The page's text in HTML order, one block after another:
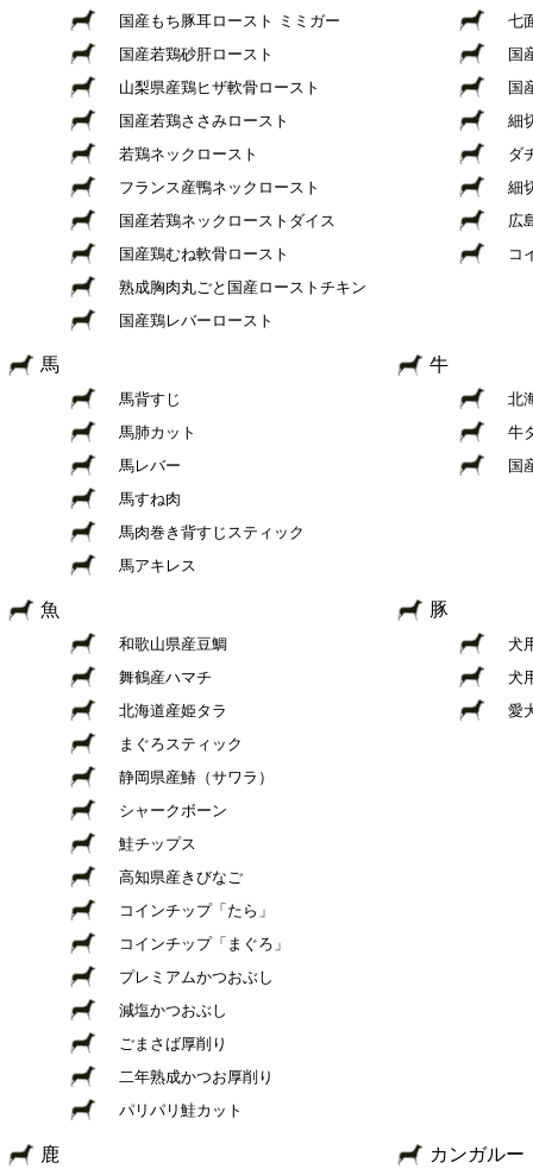
国産もち豚耳ロースト ミミガー
国産若鶏砂肝ロースト
山梨県産鶏ヒザ軟骨ロースト
国産若鶏ささみロースト
若鶏ネックロースト
フランス産鴨ネックロースト
国産若鶏ネックローストダイス
国産鶏むね軟骨ロースト
熟成胸肉丸ごと国産ローストチキン
国産鶏レバーロースト
七
国
国
細
ダ
細
広
コ
馬 牛
馬背すじ
馬肺カット
馬レバー
馬すね肉
馬肉巻き背すじスティック
馬アキレス
北
牛
国
魚 豚
和歌山県産豆鯛
舞鶴産ハマチ
北海道産姫タラ
まぐろスティック
静岡県産鰆（サワラ）
シャークボーン
鮭チップス
高知県産きびなご
コインチップ「たら」
コインチップ「まぐろ」
プレミアムかつおぶし
減塩かつおぶし
ごまさば厚削り
二年熟成かつお厚削り
パリパリ鮭カット
犬
犬
愛
鹿 カンガルー